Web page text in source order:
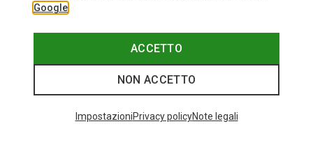
Google
ACCETTO
NON ACCETTO
ImpostazioniPrivacy policyNote legali